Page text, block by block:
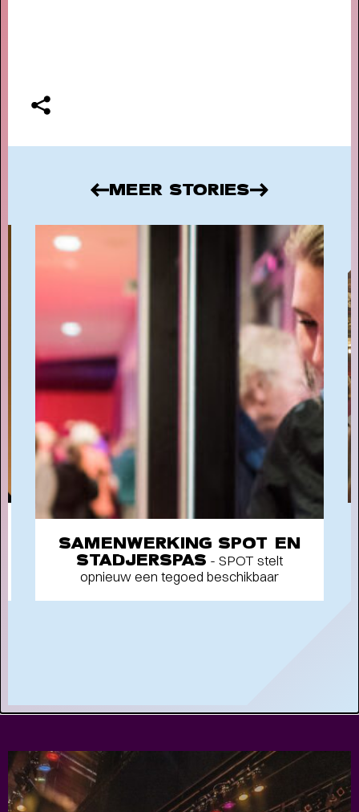
WAT EEN JAAR MET FUSE!- Terugblik
op Fuse als Artist in Residence
MEER STORIES
SAMENWERKING SPOT EN
STADJERSPAS - SPOT stelt
opnieuw een tegoed beschikbaar